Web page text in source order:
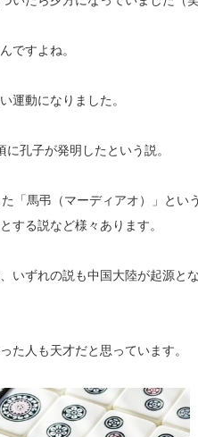
ですよね。
運動になりました。
孔子が発明したという説。
「馬弔（マーディアオ）」とい
する説など様々あります。
いずれの説も中国大陸が起源と
た人も天才だと思っています。